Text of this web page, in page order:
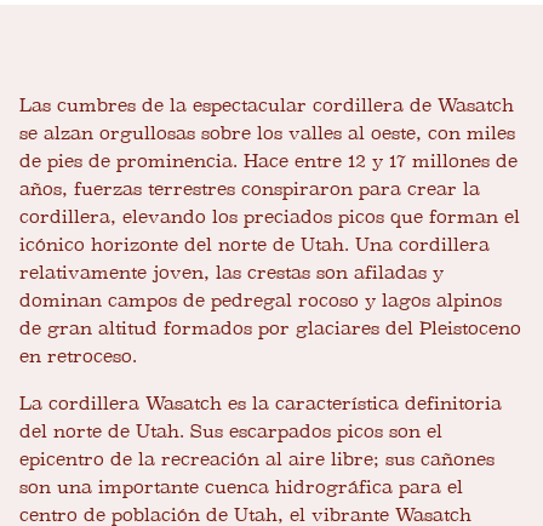
Las cumbres de la espectacular cordillera de Wasatch
se alzan orgullosas sobre los valles al oeste, con miles
de pies de prominencia. Hace entre 12 y 17 millones de
años, fuerzas terrestres conspiraron para crear la
cordillera, elevando los preciados picos que forman el
icónico horizonte del norte de Utah. Una cordillera
relativamente joven, las crestas son afiladas y
dominan campos de pedregal rocoso y lagos alpinos
de gran altitud formados por glaciares del Pleistoceno
en retroceso.
La cordillera Wasatch es la característica definitoria
del norte de Utah. Sus escarpados picos son el
epicentro de la recreación al aire libre; sus cañones
son una importante cuenca hidrográfica para el
centro de población de Utah, el vibrante Wasatch